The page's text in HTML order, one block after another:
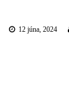
12 júna, 2024